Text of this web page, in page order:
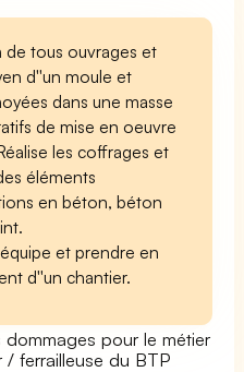
tous ouvrages et
d''un moule et
dans une masse
de mise en oeuvre
les coffrages et
éléments
en béton, béton
et prendre en
d''un chantier.
pour le métier
ferrailleuse du BTP